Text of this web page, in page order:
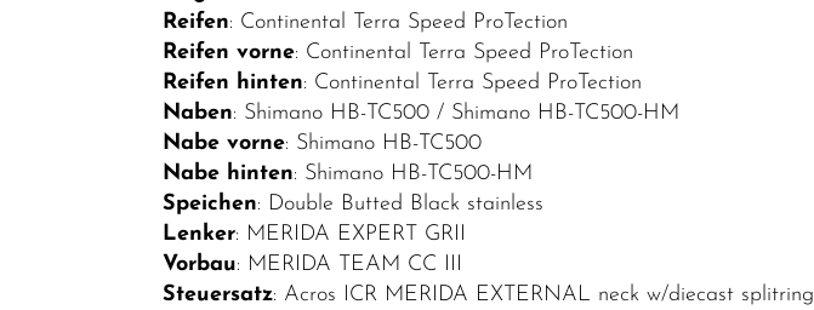
Jugendfahrräder
Reifen: Continental Terra Speed ProTection
Reifen vorne: Continental Terra Speed ProTection
Reifen hinten: Continental Terra Speed ProTection
Naben: Shimano HB-TC500 / Shimano HB-TC500-HM
Nabe vorne: Shimano HB-TC500
Nabe hinten: Shimano HB-TC500-HM
Speichen: Double Butted Black stainless
Lenker: MERIDA EXPERT GRII
Vorbau: MERIDA TEAM CC III
Steuersatz: Acros ICR MERIDA EXTERNAL neck w/diecast splitring